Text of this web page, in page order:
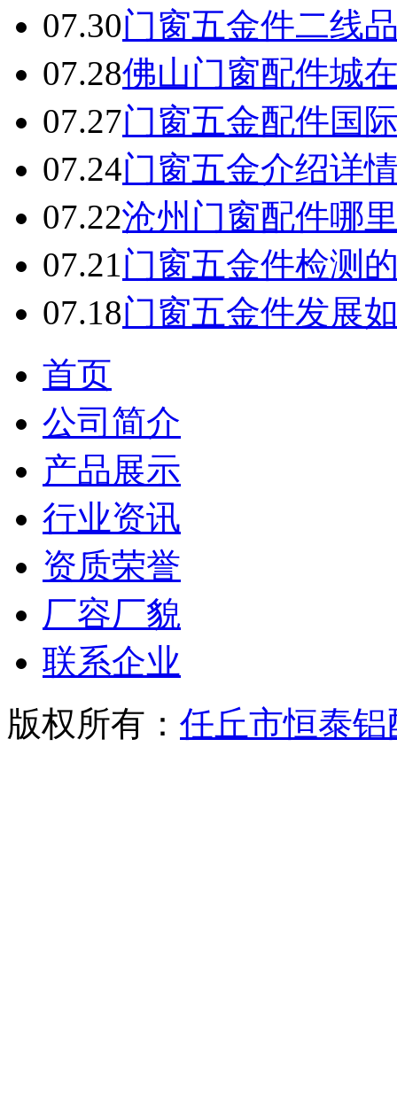
07.30门窗五金件二线
07.28佛山门窗配件城
07.27门窗五金配件国
07.24门窗五金介绍详
07.22沧州门窗配件哪
07.21门窗五金件检测
07.18门窗五金件发展
首页
公司简介
产品展示
行业资讯
资质荣誉
厂容厂貌
联系企业
版权所有： 任丘市恒泰铝